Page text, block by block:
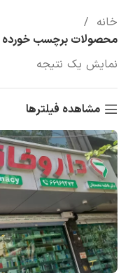
خانه
محصولات برچسب خورده
نمایش یک نتیجه
مشاهده فیلترها